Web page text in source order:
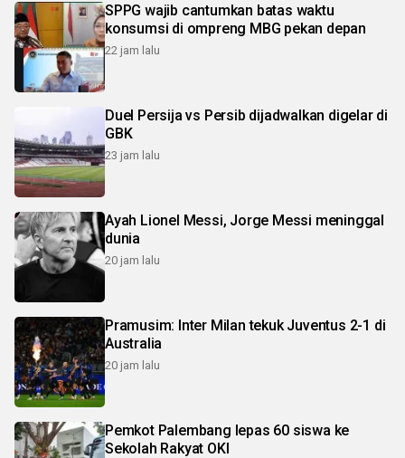
SPPG wajib cantumkan batas waktu
konsumsi di ompreng MBG pekan depan
22 jam lalu
Duel Persija vs Persib dijadwalkan digelar di
GBK
23 jam lalu
Ayah Lionel Messi, Jorge Messi meninggal
dunia
20 jam lalu
Pramusim: Inter Milan tekuk Juventus 2-1 di
Australia
20 jam lalu
Pemkot Palembang lepas 60 siswa ke
Sekolah Rakyat OKI